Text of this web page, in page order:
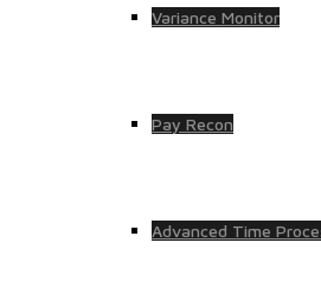
Variance Monitor
Pay Recon
Advanced Time